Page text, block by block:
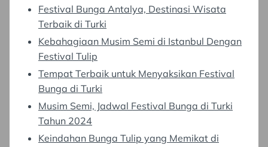
Festival Bunga Antalya, Destinasi Wisata
Terbaik di Turki
Kebahagiaan Musim Semi di Istanbul Dengan
Festival Tulip
Tempat Terbaik untuk Menyaksikan Festival
Bunga di Turki
Musim Semi, Jadwal Festival Bunga di Turki
Tahun 2024
Keindahan Bunga Tulip yang Memikat di